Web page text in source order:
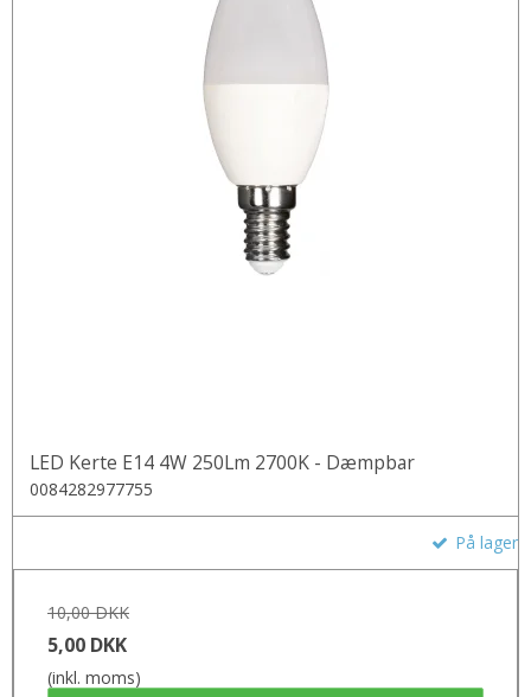
LED Kerte E14 4W 250Lm 2700K - Dæmpbar
0084282977755
På lager
10,00 DKK
5,00 DKK
(inkl. moms)